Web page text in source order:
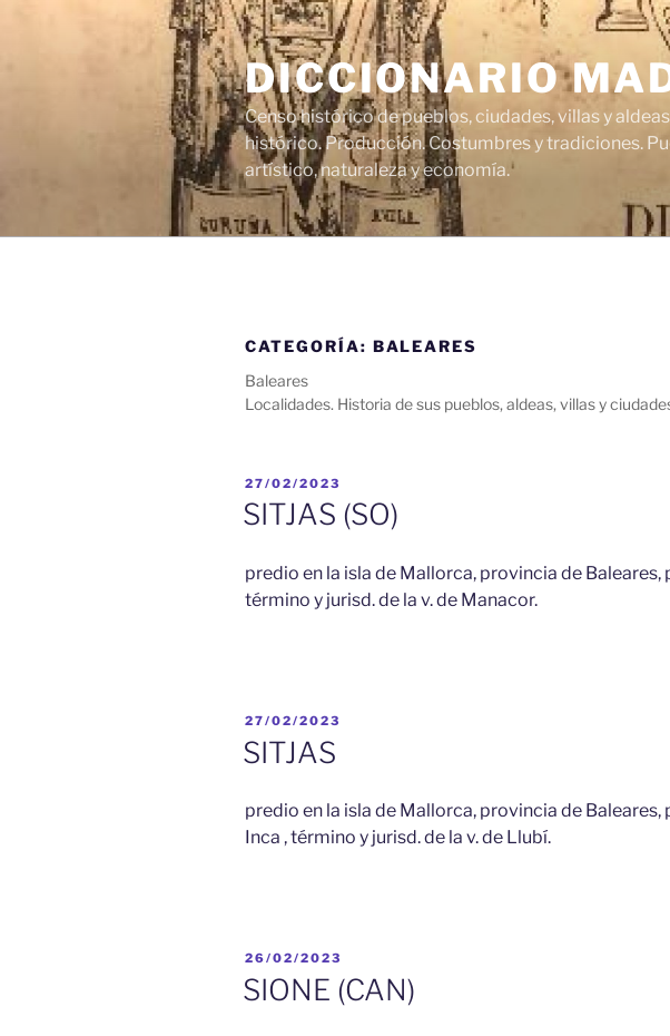
DICCIONARIO
Censo histórico de pueblos, ciudades, villas y
histórico. Producción. Costumbres y tradiciones.
artístico, naturaleza y economía.
CATEGORÍA: BALEARES
Baleares
Localidades. Historia de sus pueblos, aldeas, villas y
PUBLICADO
EL
27/02/2023
SITJAS (SO)
predio en la isla de Mallorca, provincia de Baleares,
término y jurisd. de la v. de Manacor.
PUBLICADO
27/02/2023
SITJAS
predio en la isla de Mallorca, provincia de
Inca , término y jurisd. de la v. de Llubí.
PUBLICADO
EL
26/02/2023
SIONE (CAN)